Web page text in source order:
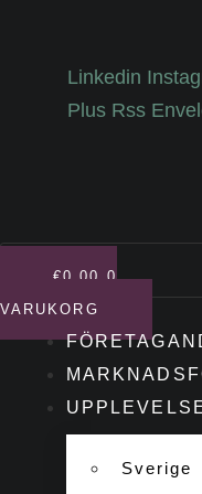
Linkedin
Plus Rss
€0,00 0
VARUKORG
Sverige